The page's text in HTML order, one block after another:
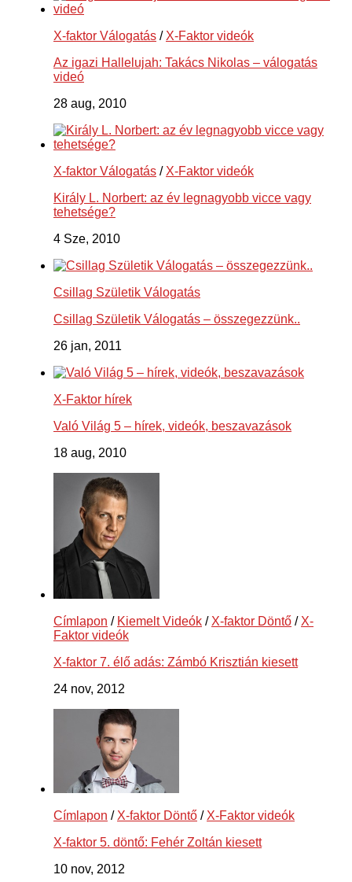
X-faktor Válogatás / X-Faktor videók
Az igazi Hallelujah: Takács Nikolas – válogatás
videó
28 aug, 2010
X-faktor Válogatás / X-Faktor videók
Király L. Norbert: az év legnagyobb vicce vagy
tehetsége?
4 Sze, 2010
Csillag Születik Válogatás
Csillag Születik Válogatás – összegezzünk..
26 jan, 2011
X-Faktor hírek
Való Világ 5 – hírek, videók, beszavazások
18 aug, 2010
Címlapon / Kiemelt Videók / X-faktor Döntő / X-
Faktor videók
X-faktor 7. élő adás: Zámbó Krisztián kiesett
24 nov, 2012
Címlapon / X-faktor Döntő / X-Faktor videók
X-faktor 5. döntő: Fehér Zoltán kiesett
10 nov, 2012